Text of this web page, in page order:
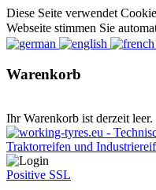
Diese Seite verwendet
Webseite stimmen Sie
Warenkorb
Ihr Warenkorb ist derzeit leer.
Positive SSL